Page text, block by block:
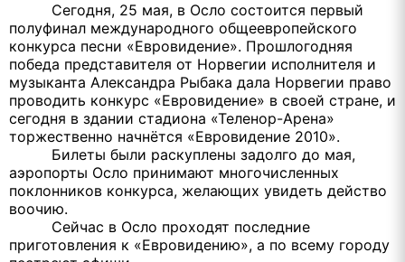
Сегодня, 25 мая, в Осло состоится первый
полуфинал международного общеевропейского
конкурса песни «Евровидение». Прошлогодняя
победа представителя от Норвегии исполнителя и
музыканта Александра Рыбака дала Норвегии право
проводить конкурс «Евровидение» в своей стране, и
сегодня в здании стадиона «Теленор-Арена»
торжественно начнётся «Евровидение 2010».
Билеты были раскуплены задолго до мая,
аэропорты Осло принимают многочисленных
поклонников конкурса, желающих увидеть действо
воочию.
Сейчас в Осло проходят последние
приготовления к «Евровидению», а по всему городу